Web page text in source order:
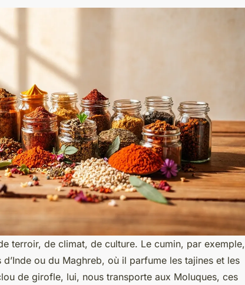
terroir, de climat, de culture. Le cumin, par exemple,
ou du Maghreb, où il parfume les tajines et les
de girofle, lui, nous transporte aux Moluques, ces